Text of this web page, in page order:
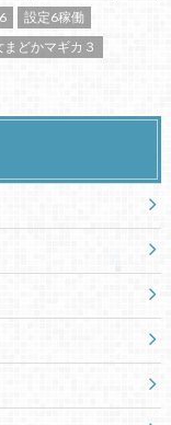
設定6稼働
まどかマギカ３